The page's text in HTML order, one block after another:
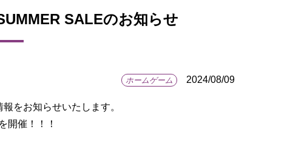
SALEのお知らせ
ホームゲーム 2024/08/09
をお知らせいたします。
を開催！！！